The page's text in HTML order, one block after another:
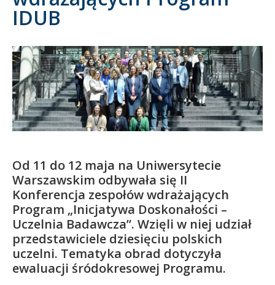
Kandydat
Absolwent
IDUB
Od 11 do 12 maja na Uniwersytecie
Warszawskim odbywała się II
Konferencja zespołów wdrażających
Program „Inicjatywa Doskonałości –
Uczelnia Badawcza”. Wzięli w niej udział
przedstawiciele dziesięciu polskich
uczelni. Tematyka obrad dotyczyła
ewaluacji śródokresowej Programu.